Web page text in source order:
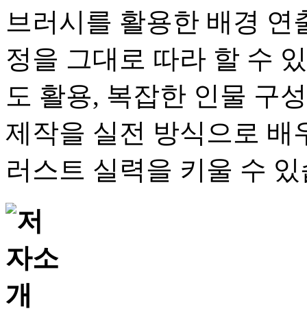
브러시를 활용한 배경 연
정을 그대로 따라 할 수
도 활용, 복잡한 인물 구
제작을 실전 방식으로 배
러스트 실력을 키울 수